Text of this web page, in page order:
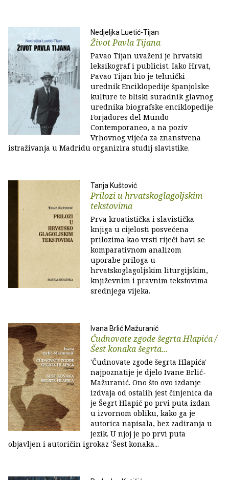
Nedjeljka Luetić-Tijan
Život Pavla Tijana
Pavao Tijan uvaženi je hrvatski
leksikograf i publicist. Iako Hrvat,
Pavao Tijan bio je tehnički
urednik Enciklopedije španjolske
kulture te bliski suradnik glavnog
urednika biografske enciklopedije
Forjadores del Mundo
Contemporaneo, a na poziv
Vrhovnog vijeća za znanstvena
istraživanja u Madridu organizira studij slavistike.
Tanja Kuštović
Prilozi u hrvatskoglagoljskim
tekstovima
Prva kroatistička i slavistička
knjiga u cijelosti posvećena
prilozima kao vrsti riječi bavi se
komparativnom analizom
uporabe priloga u
hrvatskoglagoljskim liturgijskim,
književnim i pravnim tekstovima
srednjega vijeka.
Ivana Brlić Mažuranić
Čudnovate zgode šegrta Hlapića /
Šest konaka šegrta...
'Čudnovate zgode šegrta Hlapića'
najpoznatije je djelo Ivane Brlić-
Mažuranić. Ono što ovo izdanje
izdvaja od ostalih jest činjenica da
je Šegrt Hlapić po prvi puta izdan
u izvornom obliku, kako ga je
autorica napisala, bez zadiranja u
jezik. U njoj je po prvi puta
objavljen i autoričin igrokaz 'Šest konaka...